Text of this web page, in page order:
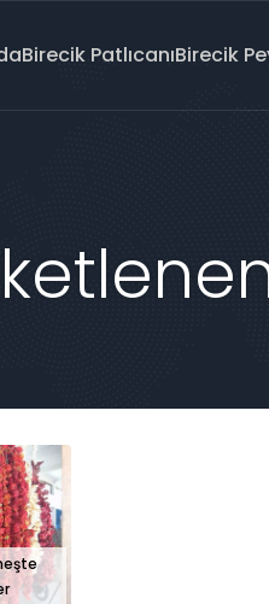
Birecik PatlıcanıBirecik